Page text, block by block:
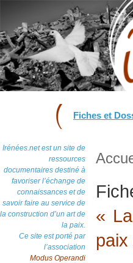
Fiches et
Irénées.net est un site de
ressources
documentaires destiné à
favoriser l’échange de
connaissances et de
savoir faire au service de
la construction d’un art de
la paix.
Ce site est porté par
l’association
Modus Operandi
«
paix